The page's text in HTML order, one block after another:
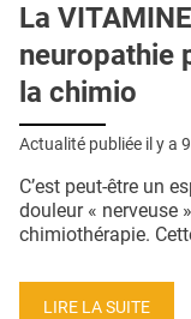
La
neuropathie
la chimio
Actualité publiée il y a
C’est peut-être un
douleur « nerveuse
chimiothérapie.
LIRE LA SUITE